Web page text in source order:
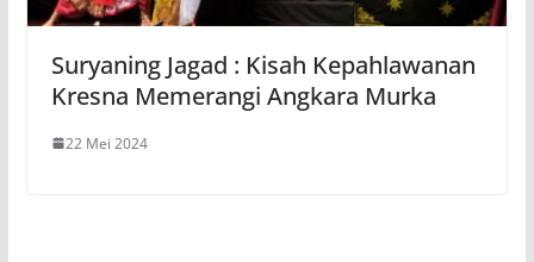
Suryaning Jagad : Kisah Kepahlawanan
Kresna Memerangi Angkara Murka
22 Mei 2024